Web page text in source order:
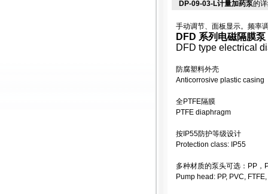
DP-09-03-L计量加药泵的
手动调节、面板显示。频率
DFD 系列电磁隔膜泵
DFD type electrical
防腐塑料外壳
Anticorrosive plastic casing
全PTFE隔膜
PTFE diaphragm
按IP55防护等级设计
Protection class: IP55
多种材质的泵头可选：PP，
Pump head: PP, PVC,